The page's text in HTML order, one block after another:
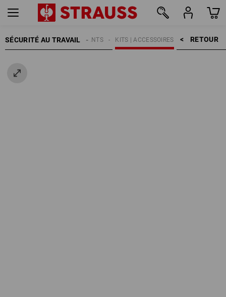
SÉCURITÉ AU TRAVAIL RETOUR    >
KITS | ACCESSOIRES
GANTS